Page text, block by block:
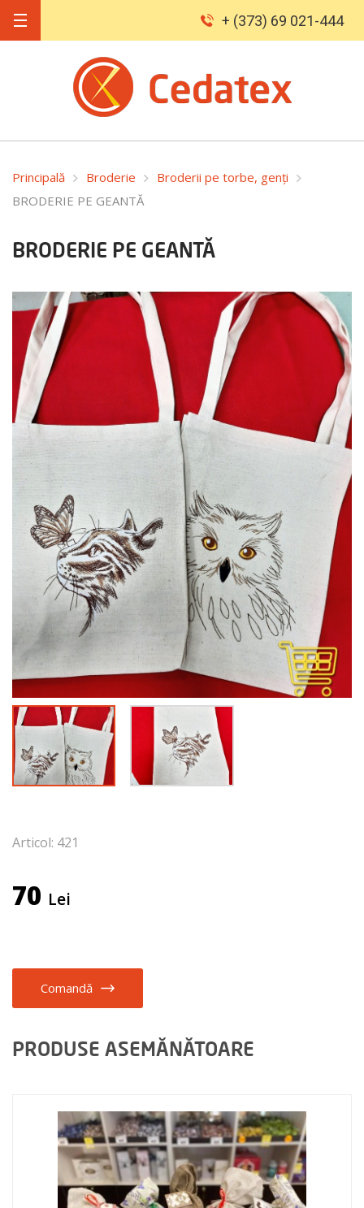
+ (373) 69 021-444
Principală Broderie
Broderii pe torbe, genți
BRODERIE PE GEANTĂ
BRODERIE PE GEANTĂ
Articol: 421
70 Lei
Comandă
PRODUSE ASEMĂNĂTOARE